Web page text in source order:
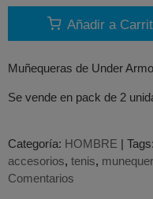
Añadir a
Muñequeras de Under
Se vende en pack de 2
Categoría: HOMBRE | Tags:
accesorios tenis
Comentarios